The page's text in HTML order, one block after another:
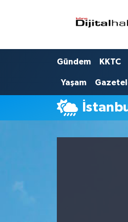
Gündem KKTC
Yaşam
Trafik Durumu
Süper Lig Puan Durumu
Tüm Manşetler
Son Dakika Haberleri